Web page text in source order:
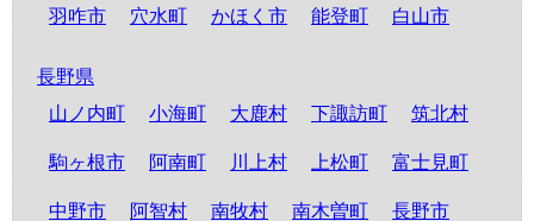
羽咋市 穴水町 かほく市 能登町 白山市
長野県
山ノ内町
小海町 大鹿村 下諏訪町 筑北村
駒ヶ根市 阿南町 川上村 上松町 富士見町
中野市 阿智村 南牧村 南木曽町 長野市